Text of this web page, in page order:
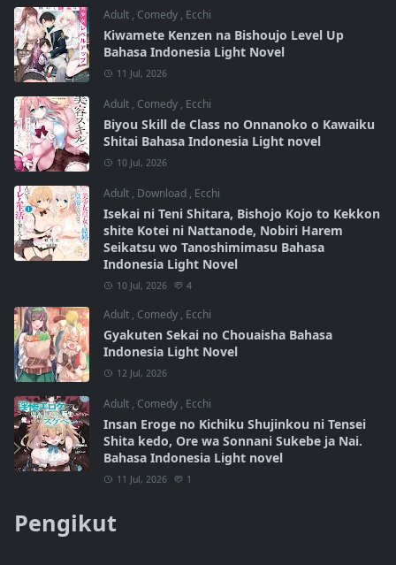
Adult , Comedy , Ecchi
Kiwamete Kenzen na Bishoujo Level Up
Bahasa Indonesia Light Novel
11 Jul, 2026
Adult , Comedy , Ecchi
Biyou Skill de Class no Onnanoko o Kawaiku
Shitai Bahasa Indonesia Light novel
10 Jul, 2026
Adult , Download , Ecchi
Isekai ni Teni Shitara, Bishojo Kojo to Kekkon
shite Kotei ni Nattanode, Nobiri Harem
Seikatsu wo Tanoshimimasu Bahasa
Indonesia Light Novel
10 Jul, 2026 4
Adult , Comedy , Ecchi
Gyakuten Sekai no Chouaisha Bahasa
Indonesia Light Novel
12 Jul, 2026
Adult , Comedy , Ecchi
Insan Eroge no Kichiku Shujinkou ni Tensei
Shita kedo, Ore wa Sonnani Sukebe ja Nai.
Bahasa Indonesia Light novel
11 Jul, 2026 1
Pengikut